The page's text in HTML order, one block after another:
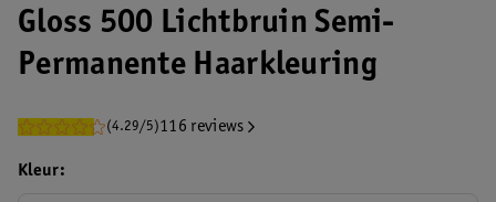
Gloss 500 Lichtbruin Semi-
Permanente Haarkleuring
(4.29/5)116 reviews
Kleur